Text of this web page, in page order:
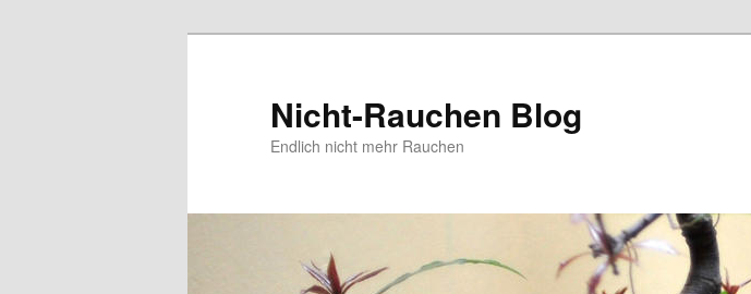
Nicht-Rauchen Blog
Endlich nicht mehr Rauchen